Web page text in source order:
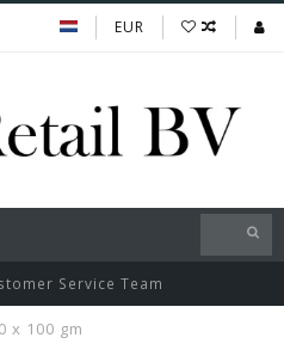
EUR
Service Team
x 100 gm